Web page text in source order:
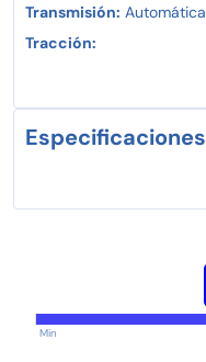
Transmisión: Automática
Tracción:
Especificaciones
Min